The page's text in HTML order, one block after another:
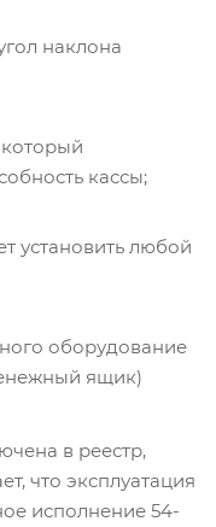
наклона
который
кассы;
установить любой
оборудование
ящик)
в реестр,
что эксплуатация
исполнение 54-